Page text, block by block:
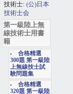
技術士: (公)日本
技術士会
第一級陸上無
線技術士用書
籍
合格精選
300題 第一級陸
上無線技士試
験問題集
合格精選
320題 第一級陸